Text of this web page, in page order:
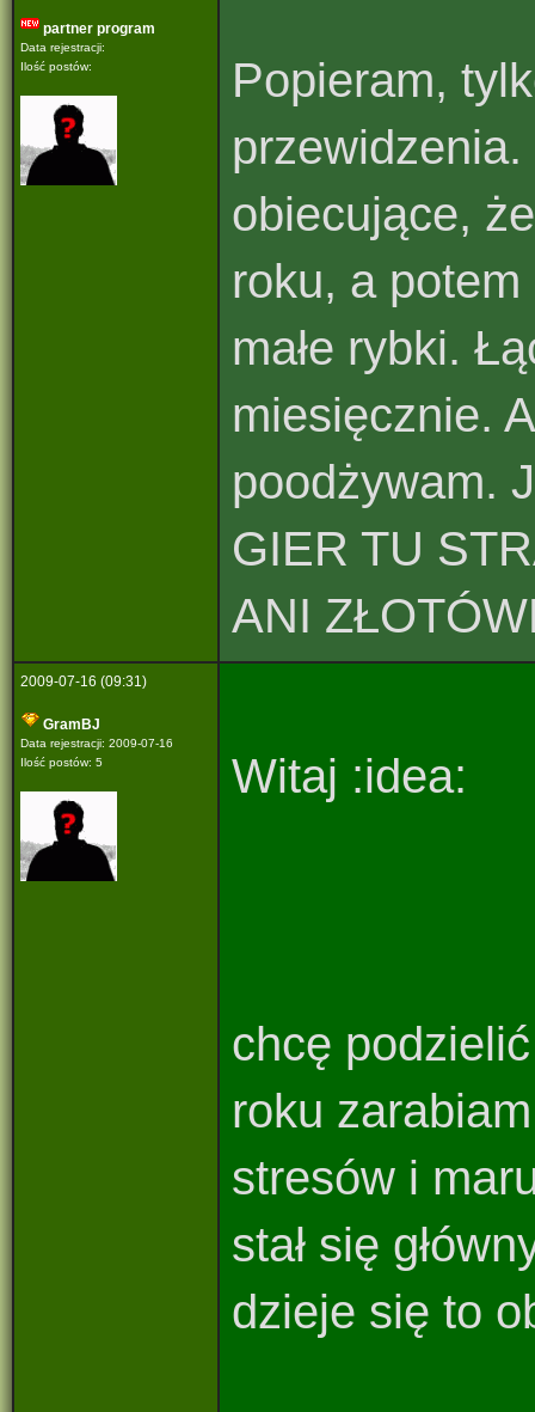
partner program
Data rejestracji:
Ilość postów:
Popieram,
przewidzenia.
obiecujące,
roku, a potem
małe rybki.
miesięcznie.
poodżywam.
GIER TU
ANI
2009-07-16 (09:31)
GramBJ
Data rejestracji: 2009-07-16
Ilość postów: 5
Witaj :idea:
chcę
roku
stresów i
stał się
dzieje się to